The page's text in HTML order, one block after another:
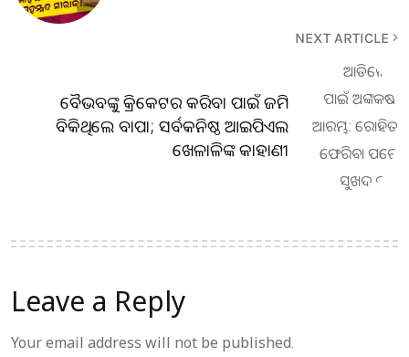
NEXT ARTICLE
ବୈଭବଙ୍କୁ କ୍ରିକେଟର କରିବା ପାଇଁ ଜମି
ବିକିଥିଲେ ବାପା; ସର୍ବକନିଷ୍ଠ ଆଇପିଏଲ
ଖେଳାଳିଙ୍କ କାହାଣୀ
Leave a Reply
Your email address will not be published.